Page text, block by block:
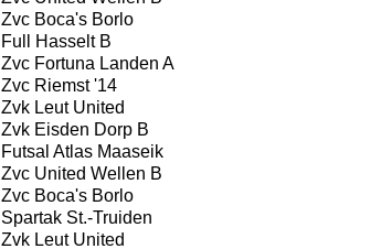
Zvc Boca's Borlo
Full Hasselt B
Zvc Fortuna Landen A
Zvc Riemst '14
Zvk Leut United
Zvk Eisden Dorp B
Futsal Atlas Maaseik
Zvc United Wellen B
Zvc Boca's Borlo
Spartak St.-Truiden
Zvk Leut United